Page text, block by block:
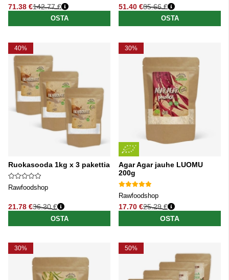
71.38 €
Normaali hinta
142.77 €
OSTA
51.40 €
Normaali hinta
85.66 €
OSTA
40%
Ruokasooda 1kg x 3 pakettia
Rawfoodshop
21.78 €
Normaali hinta
36.30 €
OSTA
30%
Agar Agar jauhe LUOMU
200g
Rawfoodshop
17.70 €
Normaali hinta
25.29 €
OSTA
30% 50%